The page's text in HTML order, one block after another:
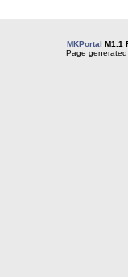
MKPortal M1.1
Page